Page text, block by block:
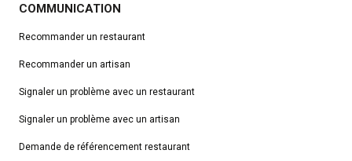
COMMUNICATION
Recommander un restaurant
Recommander un artisan
Signaler un problème avec un restaurant
Signaler un problème avec un artisan
Demande de référencement restaurant